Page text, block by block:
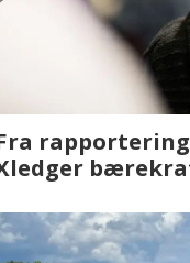
endrer
på fremtiden